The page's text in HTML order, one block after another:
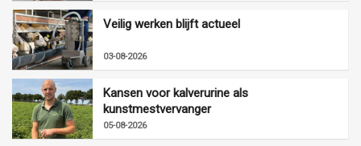
Veilig werken blijft actueel
03-08-2026
Kansen voor kalverurine als
kunstmestvervanger
05-08-2026